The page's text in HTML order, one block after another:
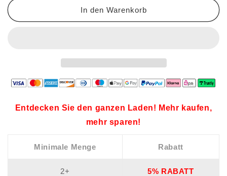
V-
V-
In den Warenkorb
Entdecken Sie den ganzen Laden! Mehr kaufen,
mehr sparen!
Minimale Menge Rabatt
2+ 5% RABATT